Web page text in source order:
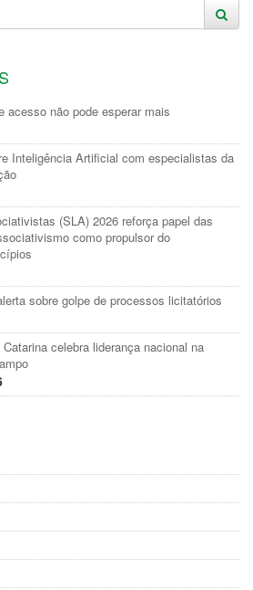
acesso não pode esperar mais
Inteligência Artificial com especialistas da
(SLA) 2026 reforça papel das
como propulsor do
sobre golpe de processos licitatórios
celebra liderança nacional na